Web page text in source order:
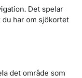
Det spelar
har om sjökortet
det område som